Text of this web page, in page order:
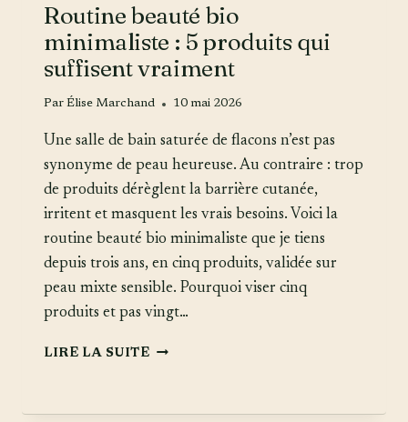
Routine beauté bio
minimaliste : 5 produits qui
suffisent vraiment
Par Élise Marchand 10 mai 2026
Une salle de bain saturée de flacons n’est pas
synonyme de peau heureuse. Au contraire : trop
de produits dérèglent la barrière cutanée,
irritent et masquent les vrais besoins. Voici la
routine beauté bio minimaliste que je tiens
depuis trois ans, en cinq produits, validée sur
peau mixte sensible. Pourquoi viser cinq
produits et pas vingt…
LIRE LA SUITEROUTINE